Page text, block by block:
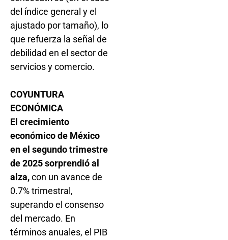
del índice general y el
ajustado por tamaño), lo
que refuerza la señal de
debilidad en el sector de
servicios y comercio.
COYUNTURA
ECONÓMICA
El crecimiento
económico de México
en el segundo trimestre
de 2025 sorprendió al
alza,con un avance de
0.7% trimestral,
superando el consenso
del mercado. En
términos anuales, el PIB